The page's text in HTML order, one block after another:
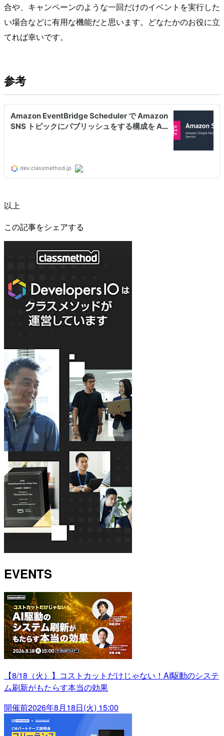
合や、キャンペーンのような一回だけのイベントを実行した
い場合などに有用な機能だと思います。どなたかのお役に立
てれば幸いです。
参考
以上
この記事をシェアする
EVENTS
【8/18（火）】コストカットだけじゃない！AI駆動のシステ
ム刷新がもたらす本当の効果
開催前2026年8月18日(火) 15:00